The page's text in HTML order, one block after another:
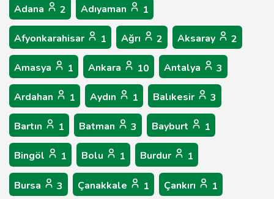
Adana 2 Adıyaman 1
Afyonkarahisar 1 Ağrı 2 Aksaray 2
Amasya 1 Ankara 10 Antalya 3
Ardahan 1 Aydın 1 Balıkesir 3
Bartın 1 Batman 3 Bayburt 1
Bingöl 1 Bolu 1 Burdur 1
Bursa 3 Çanakkale 1 Çankırı 1